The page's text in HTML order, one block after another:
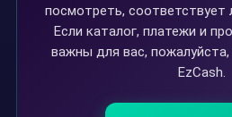
посмотреть, соответствует
Если каталог, платежи и
важны для вас,
EzCash.